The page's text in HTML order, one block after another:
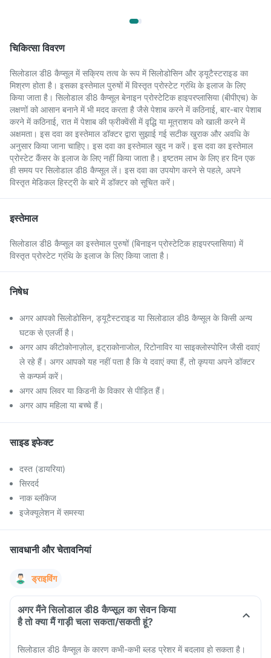
चिकित्सा विवरण
सिलोडाल डी8 कैप्सूल में सक्रिय तत्व के रूप में सिलोडोसिन और ड्यूटैस्टराइड का
मिश्रण होता है। इसका इस्तेमाल पुरुषों में विस्तृत प्रोस्टेट ग्रंथि के इलाज के लिए
किया जाता है। सिलोडाल डी8 कैप्सूल बेनाइन प्रोस्टेटिक हाइपरप्लासिया (बीपीएच) के
लक्षणों को आसान बनाने में भी मदद करता है जैसे पेशाब करने में कठिनाई, बार-बार पेशाब
करने में कठिनाई, रात में पेशाब की फ्रीक्वेंसी में वृद्धि या मूत्राशय को खाली करने में
अक्षमता। इस दवा का इस्तेमाल डॉक्टर द्वारा सुझाई गई सटीक खुराक और अवधि के
अनुसार किया जाना चाहिए। इस दवा का इस्तेमाल खुद न करें। इस दवा का इस्तेमाल
प्रोस्टेट कैंसर के इलाज के लिए नहीं किया जाता है। इष्टतम लाभ के लिए हर दिन एक
ही समय पर सिलोडाल डी8 कैप्सूल लें। इस दवा का उपयोग करने से पहले, अपने
विस्तृत मेडिकल हिस्ट्री के बारे में डॉक्टर को सूचित करें।
इस्तेमाल
सिलोडाल डी8 कैप्सूल का इस्तेमाल पुरुषों (बिनाइन प्रोस्टेटिक हाइपरप्लासिया) में
विस्तृत प्रोस्टेट ग्रंथि के इलाज के लिए किया जाता है।
निषेध
अगर आपको सिलोडोसिन, ड्यूटैस्टराइड या सिलोडाल डी8 कैप्सूल के किसी अन्य
घटक से एलर्जी है।
अगर आप कीटोकोनाज़ोल, इट्राकोनाजोल, रिटोनाविर या साइक्लोस्पोरिन जैसी दवाएं
ले रहे हैं। अगर आपको यह नहीं पता है कि ये दवाएं क्या हैं, तो कृपया अपने डॉक्टर
से कन्फर्म करें।
अगर आप लिवर या किडनी के विकार से पीड़ित हैं।
अगर आप महिला या बच्चे हैं।
साइड इफेक्ट
दस्त (डायरिया)
सिरदर्द
नाक ब्लॉकेज
इजेक्यूलेशन में समस्या
सावधानी और चेतावनियां
ड्राइविंग
अगर मैंने सिलोडाल डी8 कैप्सूल का सेवन किया
है तो क्या मैं गाड़ी चला सकता/सकती हूं?
सिलोडाल डी8 कैप्सूल के कारण कभी-कभी ब्लड प्रेशर में बदलाव हो सकता है।